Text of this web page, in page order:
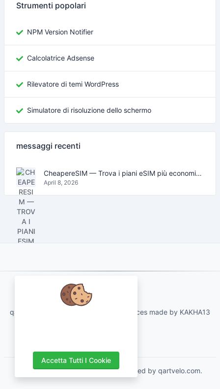
Strumenti popolari
NPM Version Notifier
Calcolatrice Adsense
Rilevatore di temi WordPress
Simulatore di risoluzione dello schermo
messaggi recenti
CheapereSIM — Trova i piani eSIM più economici per viaggiare nel 2026
April 8, 2026
qartvelo.com free online tools and services made by KAKHA13
Copyrights © 2026. All Rights Reserved by qartvelo.com.
Accetta Tutti I Cookie